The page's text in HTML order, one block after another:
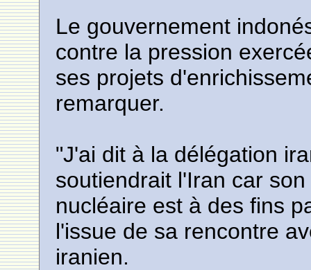
Le gouvernement
contre la pression
ses projets
remarquer.
"J'ai dit à la délégation
soutiendrait l'Iran car
nucléaire est à des fins
l'issue de sa rencontre
iranien.